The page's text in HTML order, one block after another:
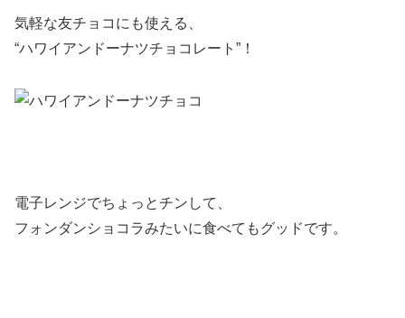
気軽な友チョコにも使える、
“ハワイアンドーナツチョコレート” ！
電子レンジでちょっとチンして、
フォンダンショコラみたいに食べてもグッドです。